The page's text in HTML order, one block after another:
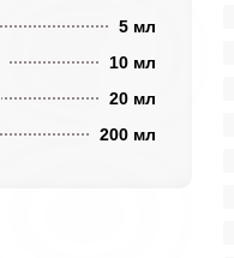
5 мл
10 мл
20 мл
200 мл